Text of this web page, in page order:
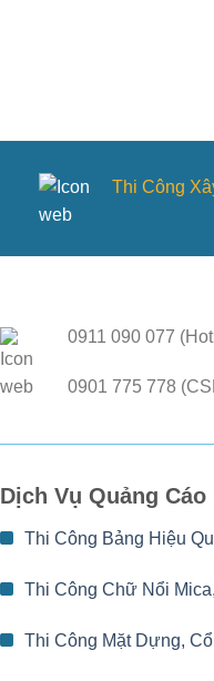
Thi Công
0911 090 077
0901 775 778
Dịch Vụ Quảng Cáo
Thi Công Bảng Hiệu
Thi Công Chữ Nổi
Thi Công Mặt Dựng,